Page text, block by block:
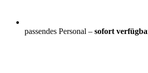
passendes Personal – sofort